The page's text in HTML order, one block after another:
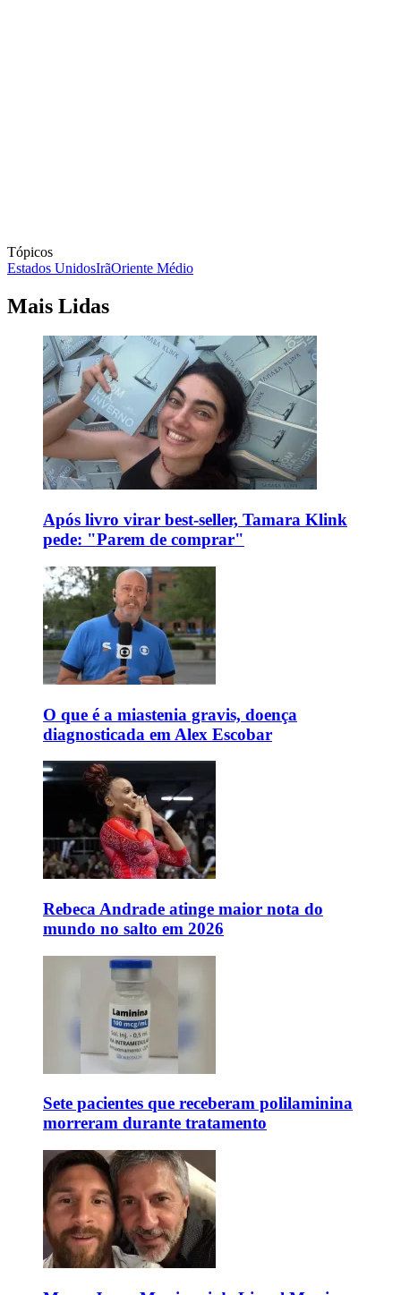
Tópicos
Estados UnidosIrãOriente Médio
Mais Lidas
Após livro virar best-seller, Tamara Klink
pede: "Parem de comprar"
O que é a miastenia gravis, doença
diagnosticada em Alex Escobar
Rebeca Andrade atinge maior nota do
mundo no salto em 2026
Sete pacientes que receberam polilaminina
morreram durante tratamento